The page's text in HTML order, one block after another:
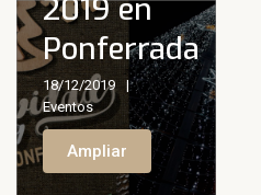
2019 en
Ponferrada
18/12/2019
Eventos
Ampliar